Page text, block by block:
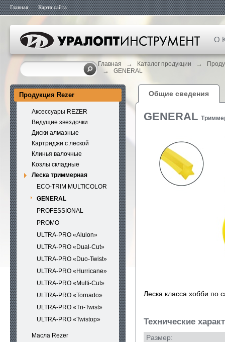
Главная Карта сайта
О
Главная → Каталог продукции →
→ GENERAL
Продукция Rezer
Аксессуары REZER
Ведущие звездочки
Диски алмазные
Картриджи с леской
Клинья валочные
Kозлы складные
Леска триммерная
ECO-TRIM MULTICOLOR
GENERAL
PROFESSIONAL
PROMO
ULTRA-PRO «Alulon»
ULTRA-PRO «Dual-Cut»
ULTRA-PRO «Duo-Twist»
ULTRA-PRO «Hurricane»
ULTRA-PRO «Multi-Cut»
ULTRA-PRO «Tornado»
ULTRA-PRO «Tri-Twist»
ULTRA-PRO «Twistop»
Масла Rezer
Общие сведения
GENERAL
Леска класса хобби по
Технические
Размер: